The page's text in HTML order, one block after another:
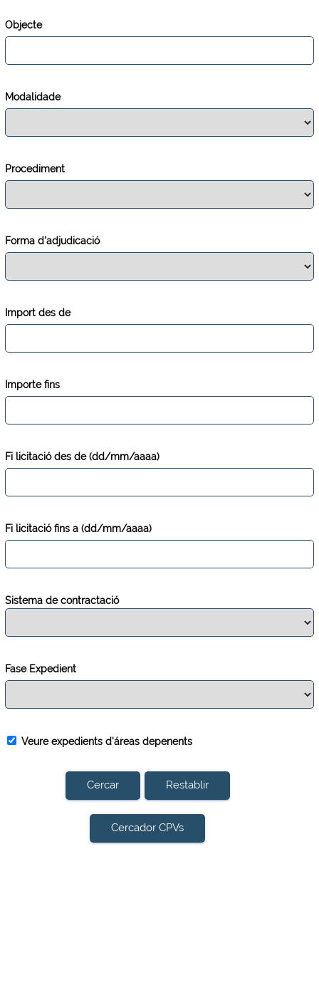
Objecte
Modalidade
Procediment
Forma d'adjudicació
Import des de
Importe fins
Fi licitació des de (dd/mm/aaaa)
Fi licitació fins a (dd/mm/aaaa)
Sistema de contractació
Fase Expedient
Veure expedients d'áreas depenents